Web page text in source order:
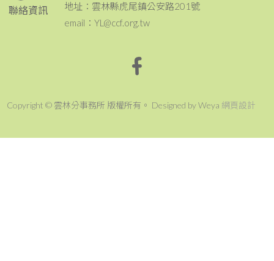
聯絡資訊
地址：雲林縣虎尾鎮公安路201號
email：YL@ccf.org.tw
Copyright © 雲林分事務所 版權所有。 Designed by Weya 網頁設計